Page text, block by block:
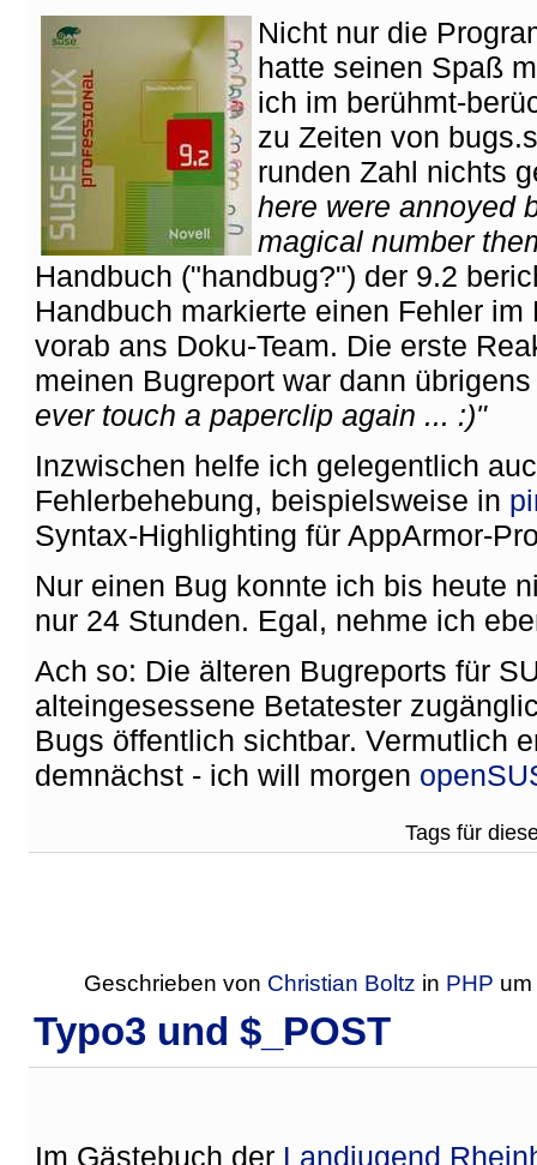
Nicht nur die
hatte seinen Spaß
ich im berühmt-
zu Zeiten von
runden Zahl nichts
here were annoyed
magical number
Handbuch ("handbug?") der 9.2
Handbuch markierte einen Fehler
vorab ans Doku-Team. Die erste
meinen Bugreport war dann
ever touch a paperclip again ... :)"
Inzwischen helfe ich gelegentlich
Fehlerbehebung, beispielsweise in
Syntax-Highlighting für AppArmor-
Nur einen Bug konnte ich bis heute
nur 24 Stunden. Egal, nehme ich
Ach so: Die älteren Bugreports für
alteingesessene Betatester
Bugs öffentlich sichtbar. Vermutlich
demnächst - ich will morgen
Tags für
Geschrieben von Christian Boltz in PHP um
Typo3 und $_POST
Im Gästebuch der Landjugend